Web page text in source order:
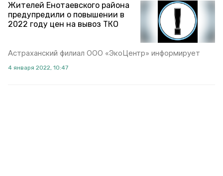
Жителей Енотаевского района
предупредили о повышении в
2022 году цен на вывоз ТКО
Астраханский филиал ООО «ЭкоЦентр» информирует
4 января 2022, 10:47